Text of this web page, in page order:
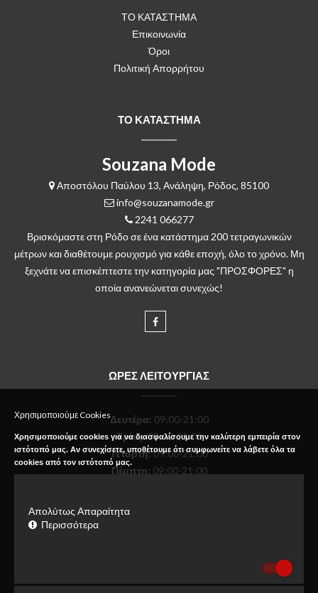
ΤΟ ΚΑΤΑΣΤΗΜΑ
Επικοινωνία
Όροι
Πολιτική Απορρήτου
ΤΟ ΚΑΤΑΣΤΗΜΑ
Souzana Mode
Αποστόλου Παύλου 13, Ανάληψη, Ρόδος, 85100
info@souzanamode.gr
2241 066277
Βρισκόμαστε στη Ρόδο σε ένα κατάστημα 200 τετραγωνικών
μέτρων και διαθέτουμε ρουχισμό για κάθε εποχή, όλο το χρόνο. Μη
ξεχνάτε να επισκέπτεστε την κατηγορία μας "ΠΡΟΣΦΟΡΕΣ" η
οποία ανανεώνεται συνεχώς!
ΩΡΕΣ ΛΕΙΤΟΥΡΓΙΑΣ
Δευτέρα: 09:00-21:00
Τρίτη:09:00-21:00
Τετάρτη:09:00-21:00
Πέμπτη: 09:00-21:00
Χρησιμοποιούμε Cookies
Χρησιμοποιούμε cookies για να διασφαλίσουμε την καλύτερη εμπειρία στον
ιστότοπό μας. Αν συνεχίσετε, υποθέτουμε ότι συμφωνείτε να λάβετε όλα τα
cookies από τον ιστότοπό μας.
Απολύτως Απαραίτητα
Περισσότερα